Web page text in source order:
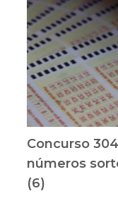
Concurso
números
(6)